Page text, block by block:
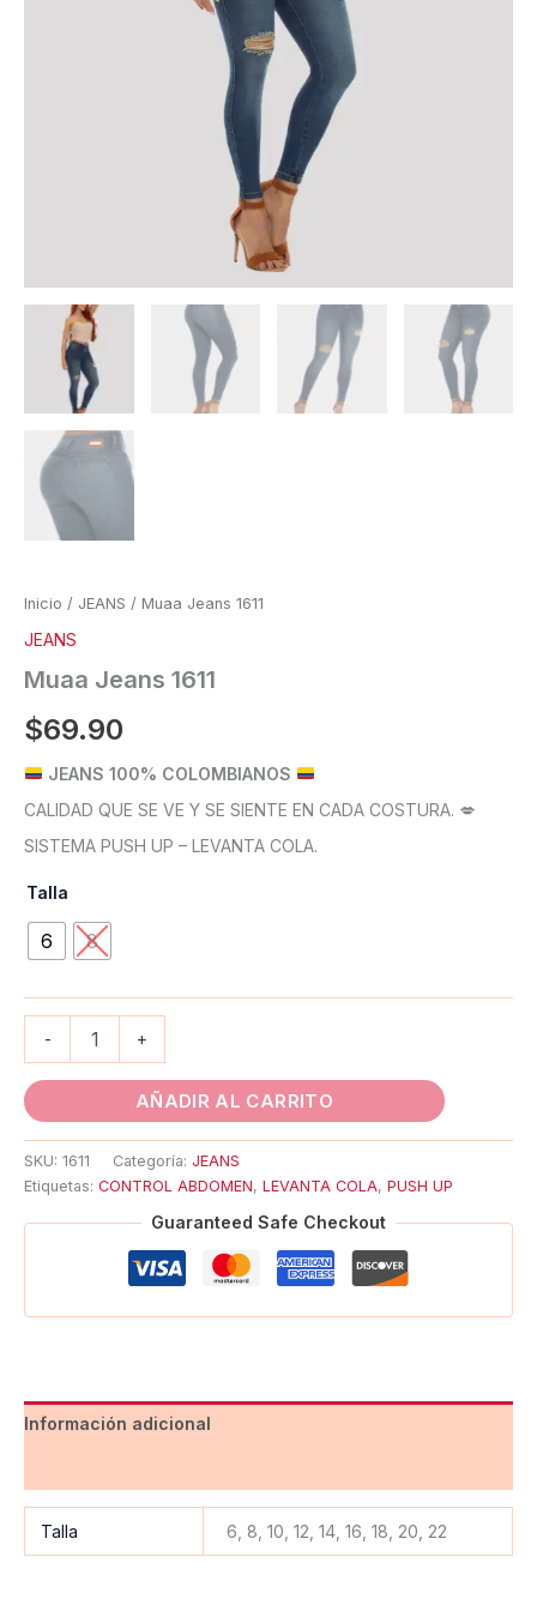
Inicio / JEANS / Muaa Jeans 1611
JEANS
Muaa Jeans 1611
$69.90
JEANS 100% COLOMBIANOS
CALIDAD QUE SE VE Y SE SIENTE EN CADA COSTURA. 💋
SISTEMA PUSH UP – LEVANTA COLA.
Talla
6 8
- +
AÑADIR AL CARRITO
SKU: 1611 Categoría: JEANS
Etiquetas: CONTROL ABDOMEN, LEVANTA COLA, PUSH UP
Guaranteed Safe Checkout
Información adicional
Talla 6, 8, 10, 12, 14, 16, 18, 20, 22